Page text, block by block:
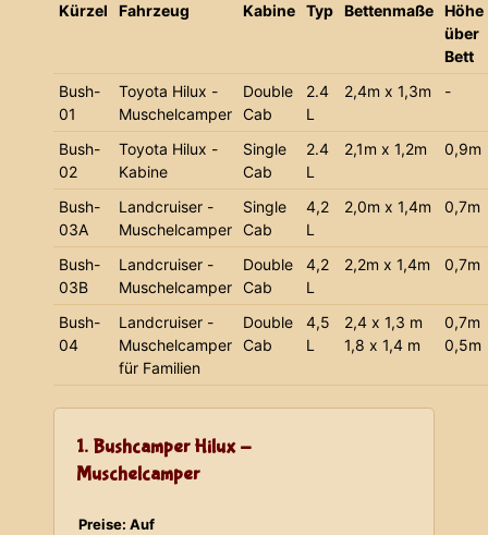
Kürzel Fahrzeug Kabine Typ Bettenmaße Höhe
über
Bett
Bush-
01
Toyota Hilux -
Muschelcamper
Double
Cab
2.4
L
2,4m x 1,3m -
Bush-
02
Toyota Hilux -
Kabine
Single
Cab
2.4
L
2,1m x 1,2m 0,9m
Bush-
03A
Landcruiser -
Muschelcamper
Single
Cab
4,2
L
2,0m x 1,4m 0,7m
Bush-
03B
Landcruiser -
Muschelcamper
Double
Cab
4,2
L
2,2m x 1,4m 0,7m
Bush-
04
Landcruiser -
Muschelcamper
für Familien
Double
Cab
4,5
L
2,4 x 1,3 m
1,8 x 1,4 m
0,7m
0,5m
1. Bushcamper Hilux -
Muschelcamper
Preise: Auf